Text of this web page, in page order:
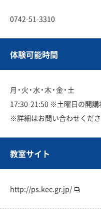
0742-51-3310
体験可能時間
月・火・水・木・金・土
17:30-21:50 ※土曜日の開講
※詳細はお問い合わせくだ
教室サイト
http://ps.kec.gr.jp/